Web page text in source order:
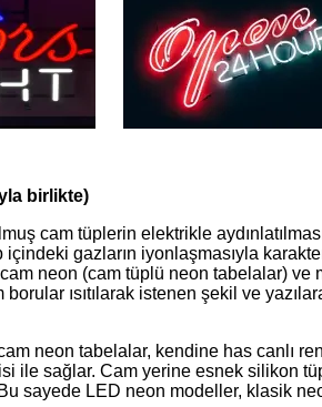
birlikte)
cam tüplerin elektrikle
içindeki gazların iyonlaşmasıyla
neon (cam tüplü neon tabelalar) ve
ısıtılarak istenen şekil ve
neon tabelalar, kendine has canlı
ile sağlar. Cam yerine esnek silikon
sayede LED neon modeller, klasik